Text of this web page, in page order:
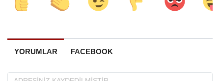
YORUMLAR FACEBOOK